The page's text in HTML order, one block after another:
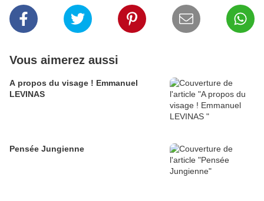
Vous aimerez aussi
A propos du visage ! Emmanuel
LEVINAS
Pensée Jungienne